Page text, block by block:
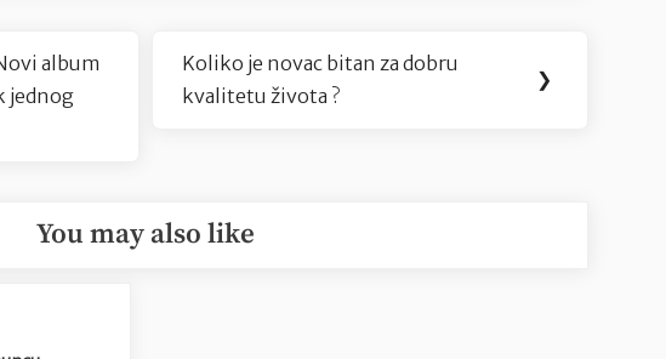
album
jednog
Next
Post:
Koliko je novac bitan za dobru
kvalitetu života ?
❯
You may also like